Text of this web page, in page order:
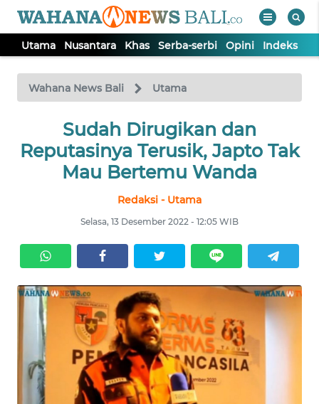
Utama Nusantara Khas Serba-serbi Opini Indeks
Wahana News Bali Utama
Sudah Dirugikan dan
Reputasinya Terusik, Japto Tak
Mau Bertemu Wanda
Redaksi - Utama
Selasa, 13 Desember 2022 - 12:05 WIB
TV
Tutup
NUSANTARA
SERBA-
SERBI
OPINI
Informasi
INDEKS
BERITA